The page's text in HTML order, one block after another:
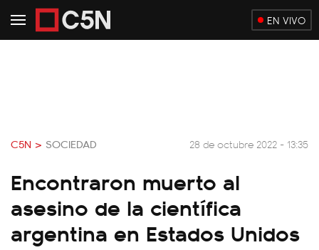
EN VIVO
C5N > SOCIEDAD 28 de octubre 2022 - 13:35
Encontraron muerto al
asesino de la científica
argentina en Estados Unidos